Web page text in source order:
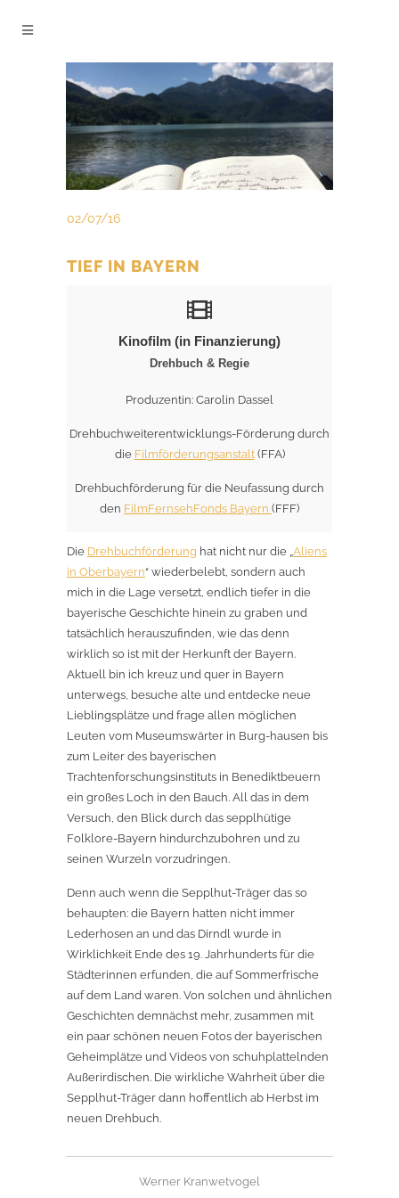
02/07/16
TIEF IN BAYERN
Die Drehbuchförderung hat nicht nur die „ Aliens
in Oberbayern“ wiederbelebt, sondern auch
mich in die Lage versetzt, endlich tiefer in die
bayerische Geschichte hinein zu graben und
tatsächlich herauszufinden, wie das denn
wirklich so ist mit der Herkunft der Bayern.
Aktuell bin ich kreuz und quer in Bayern
unterwegs, besuche alte und entdecke neue
Lieblingsplätze und frage allen möglichen
Leuten vom Museumswärter in Burg-hausen bis
zum Leiter des bayerischen
Trachtenforschungsinstituts in Benediktbeuern
ein großes Loch in den Bauch. All das in dem
Versuch, den Blick durch das sepplhütige
Folklore-Bayern hindurchzubohren und zu
seinen Wurzeln vorzudringen.
Denn auch wenn die Sepplhut-Träger das so
behaupten: die Bayern hatten nicht immer
Lederhosen an und das Dirndl wurde in
Wirklichkeit Ende des 19. Jahrhunderts für die
Städterinnen erfunden, die auf Sommerfrische
auf dem Land waren. Von solchen und ähnlichen
Geschichten demnächst mehr, zusammen mit
ein paar schönen neuen Fotos der bayerischen
Geheimplätze und Videos von schuhplattelnden
Außerirdischen. Die wirkliche Wahrheit über die
Sepplhut-Träger dann hoffentlich ab Herbst im
neuen Drehbuch.
Kinofilm (in Finanzierung)
Drehbuch & Regie
Produzentin: Carolin Dassel
Drehbuchweiterentwicklungs-Förderung durch
die Filmförderungsanstalt(FFA)
Drehbuchförderung für die Neufassung durch
den FilmFernsehFonds Bayern (FFF)
Werner Kranwetvogel